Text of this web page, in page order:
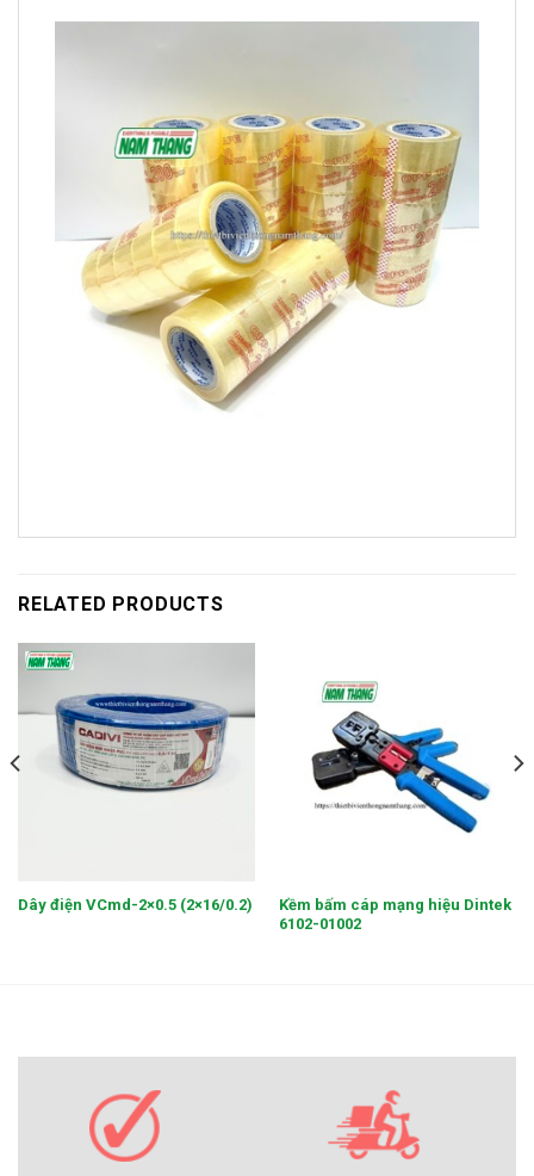
RELATED PRODUCTS
Dây điện VCmd-2×0.5 (2×16/0.2)
Kềm bấm cáp mạng hiệu Dintek
6102-01002